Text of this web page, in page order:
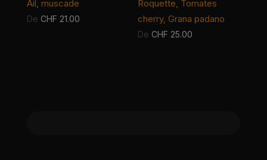
Ail, muscade
De CHF 21.00
Roquette, Tomates
cherry, Grana padano
De CHF 25.00